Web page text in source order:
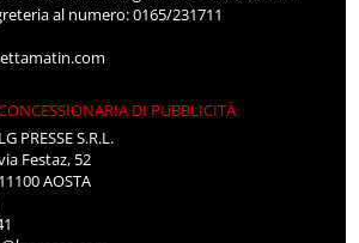
PRESSE S.R.L.
via Festaz, 52
AOSTA